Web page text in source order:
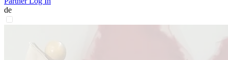
de